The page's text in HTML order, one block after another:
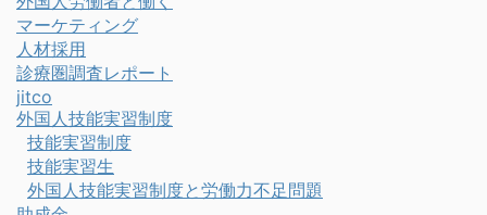
マーケティング
人材採用
診療圏調査レポート
jitco
外国人技能実習制度
技能実習制度
技能実習生
外国人技能実習制度と労働力不足問題